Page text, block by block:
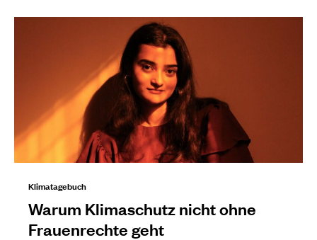
Klimatagebuch
Warum Klimaschutz nicht ohne
Frauenrechte geht